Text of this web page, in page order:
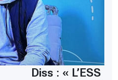
Diss : « L’ESS